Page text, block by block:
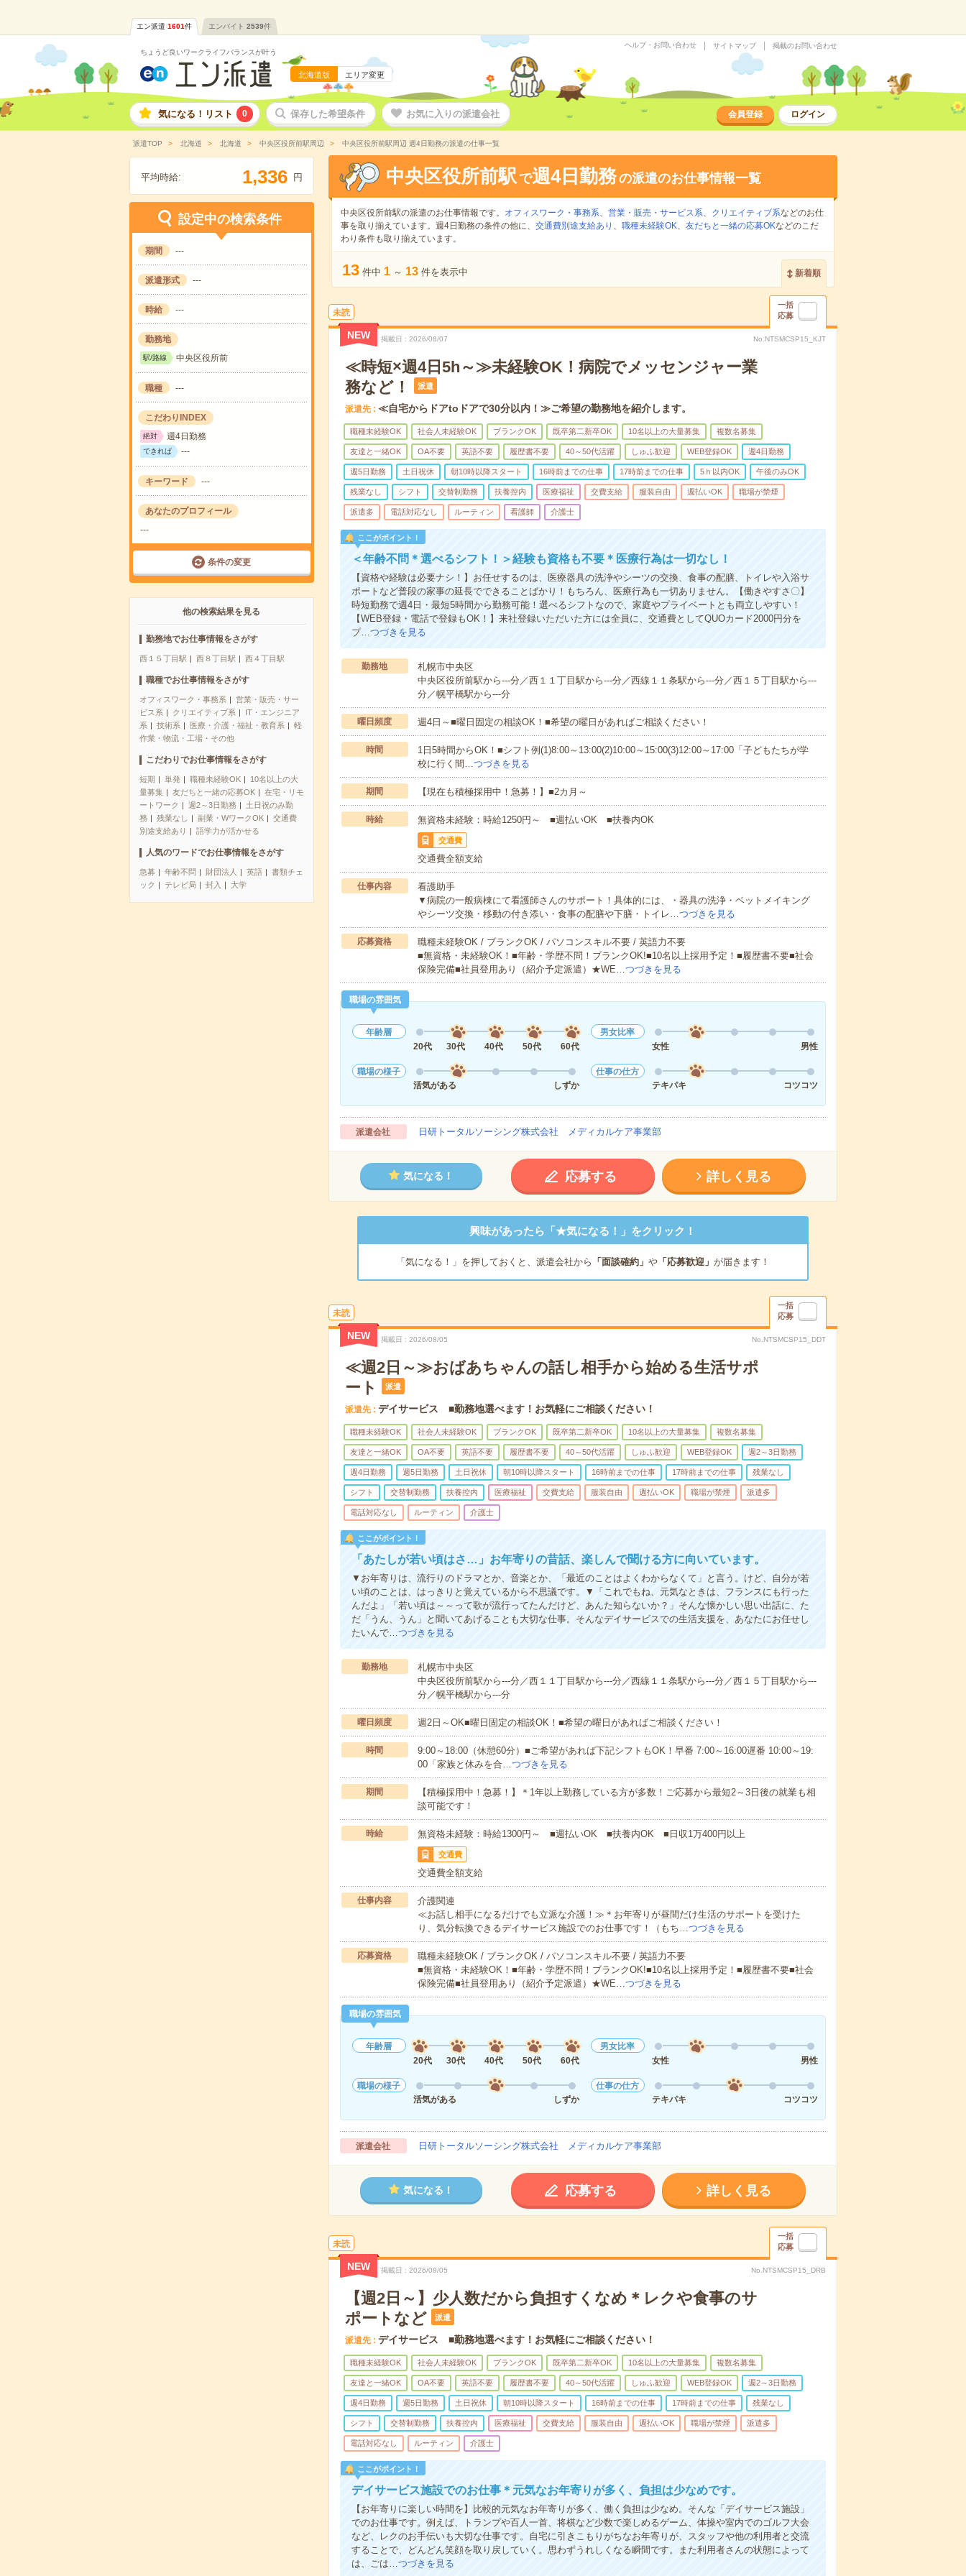
エン派遣 1601件 エンバイト 2539件
ちょうど良いワークライフバランスが叶う
北海道版 エリア変更
ヘルプ・お問い合わせ サイトマップ 掲載のお問い合わせ
気になる！リスト 0 保存した希望条件 お気に入りの派遣会社 会員登録 ログイン
派遣TOP 北海道 北海道 中央区役所前駅周辺 中央区役所前駅周辺 週4日勤務の派遣の仕事一覧
平均時給: 1,336 円
設定中の検索条件
期間 ---
派遣形式 ---
時給 ---
勤務地
駅/路線 中央区役所前
職種 ---
こだわりINDEX
絶対 週4日勤務
できれば ---
キーワード ---
あなたのプロフィール
---
条件の変更
他の検索結果を見る
勤務地でお仕事情報をさがす
西１５丁目駅 西８丁目駅 西４丁目駅
職種でお仕事情報をさがす
オフィスワーク・事務系
営業・販売・サー
ビス系
クリエイティブ系
IT・エンジニア
系
技術系 医療・介護・福祉・教育系
軽
作業・物流・工場・その他
こだわりでお仕事情報をさがす
短期 単発 職種未経験OK
10名以上の大
量募集
友だちと一緒の応募OK
在宅・リモ
ートワーク
週2～3日勤務
土日祝のみ勤
務
残業なし 副業・WワークOK
交通費
別途支給あり
語学力が活かせる
人気のワードでお仕事情報をさがす
急募 年齢不問 財団法人 英語
書類チェ
ック
テレビ局 封入 大学
中央区役所前駅 で週4日勤務の派遣のお仕事情報一覧
中央区役所前駅の派遣のお仕事情報です。 オフィスワーク・事務系、 営業・販売・サービス系、 クリエイティブ系などのお仕
事を取り揃えています。週4日勤務の条件の他に、 交通費別途支給あり 、 職種未経験OK、 友だちと一緒の応募OKなどのこだ
わり条件も取り揃えています。
13 件中 1 ～ 13 件を表示中 新着順
未読
一括
応募
NEW 掲載日 2026/08/07 No.NTSMCSP15_KJT
≪時短×週4日5h～≫未経験OK！病院でメッセンジャー業
務など！
派遣
派遣先 ≪自宅からドアtoドアで30分以内！≫ご希望の勤務地を紹介します。
職種未経験OK 社会人未経験OK ブランクOK 既卒第二新卒OK 10名以上の大量募集 複数名募集
友達と一緒OK OA不要 英語不要 履歴書不要 40～50代活躍 しゅふ歓迎 WEB登録OK 週4日勤務
週5日勤務 土日祝休 朝10時以降スタート 16時前までの仕事 17時前までの仕事 5ｈ以内OK 午後のみOK
残業なし シフト 交替制勤務 扶養控内 医療福祉 交費支給 服装自由 週払いOK 職場が禁煙
派遣多 電話対応なし ルーティン 看護師 介護士
ここがポイント！
＜年齢不問＊選べるシフト！＞経験も資格も不要＊医療行為は一切なし！
【資格や経験は必要ナシ！】お任せするのは、医療器具の洗浄やシーツの交換、食事の配膳、トイレや入浴サ
ポートなど普段の家事の延長でできることばかり！もちろん、医療行為も一切ありません。【働きやすさ〇】
時短勤務で週4日・最短5時間から勤務可能！選べるシフトなので、家庭やプライベートとも両立しやすい！
【WEB登録・電話で登録もOK！】来社登録いただいた方には全員に、交通費としてQUOカード2000円分を
プ…つづきを見る
勤務地
札幌市中央区
中央区役所前駅から---分／西１１丁目駅から---分／西線１１条駅から---分／西１５丁目駅から---
分／幌平橋駅から---分
曜日頻度 週4日～■曜日固定の相談OK！■希望の曜日があればご相談ください！
時間
1日5時間からOK！■シフト例(1)8:00～13:00(2)10:00～15:00(3)12:00～17:00「子どもたちが学
校に行く間…つづきを見る
期間 【現在も積極採用中！急募！】■2カ月～
時給 無資格未経験：時給1250円～ ■週払いOK ■扶養内OK
交通費
交通費全額支給
仕事内容
看護助手
▼病院の一般病棟にて看護師さんのサポート！具体的には、・器具の洗浄・ベットメイキング
やシーツ交換・移動の付き添い・食事の配膳や下膳・トイレ…つづきを見る
応募資格
職種未経験OK / ブランクOK / パソコンスキル不要 / 英語力不要
■無資格・未経験OK！■年齢・学歴不問！ブランクOK!■10名以上採用予定！■履歴書不要■社会
保険完備■社員登用あり（紹介予定派遣）★WE…つづきを見る
職場の雰囲気
年齢層
20代
30代 40代 50代 60代
男女比率
女性
男性
職場の様子
活気がある
しずか
仕事の仕方
テキパキ
コツコツ
派遣会社 日研トータルソーシング株式会社 メディカルケア事業部
気になる！ 応募する 詳しく見る
興味があったら「★気になる！」をクリック！
「気になる！」を押しておくと、派遣会社から 「面談確約」 や「応募歓迎」 が届きます！
未読
一括
応募
NEW 掲載日 2026/08/05 No.NTSMCSP15_DDT
≪週2日～≫おばあちゃんの話し相手から始める生活サポ
ート
派遣
派遣先 デイサービス ■勤務地選べます！お気軽にご相談ください！
職種未経験OK 社会人未経験OK ブランクOK 既卒第二新卒OK 10名以上の大量募集 複数名募集
友達と一緒OK OA不要 英語不要 履歴書不要 40～50代活躍 しゅふ歓迎 WEB登録OK 週2～3日勤務
週4日勤務 週5日勤務 土日祝休 朝10時以降スタート 16時前までの仕事 17時前までの仕事 残業なし
シフト 交替制勤務 扶養控内 医療福祉 交費支給 服装自由 週払いOK 職場が禁煙 派遣多
電話対応なし ルーティン 介護士
ここがポイント！
「あたしが若い頃はさ…」お年寄りの昔話、楽しんで聞ける方に向いています。
▼お年寄りは、流行りのドラマとか、音楽とか、「最近のことはよくわからなくて」と言う。けど、自分が若
い頃のことは、はっきりと覚えているから不思議です。▼「これでもね、元気なときは、フランスにも行った
んだよ」「若い頃は～～って歌が流行ってたんだけど、あんた知らないか？」そんな懐かしい思い出話に、た
だ「うん、うん」と聞いてあげることも大切な仕事。そんなデイサービスでの生活支援を、あなたにお任せし
たいんで…つづきを見る
勤務地
札幌市中央区
中央区役所前駅から---分／西１１丁目駅から---分／西線１１条駅から---分／西１５丁目駅から---
分／幌平橋駅から---分
曜日頻度 週2日～OK■曜日固定の相談OK！■希望の曜日があればご相談ください！
時間
9:00～18:00（休憩60分）■ご希望があれば下記シフトもOK！早番 7:00～16:00遅番 10:00～19:
00「家族と休みを合…つづきを見る
期間
【積極採用中！急募！】＊1年以上勤務している方が多数！ご応募から最短2～3日後の就業も相
談可能です！
時給 無資格未経験：時給1300円～ ■週払いOK ■扶養内OK ■日収1万400円以上
交通費
交通費全額支給
仕事内容
介護関連
≪お話し相手になるだけでも立派な介護！≫＊お年寄りが昼間だけ生活のサポートを受けた
り、気分転換できるデイサービス施設でのお仕事です！（もち…つづきを見る
応募資格
職種未経験OK / ブランクOK / パソコンスキル不要 / 英語力不要
■無資格・未経験OK！■年齢・学歴不問！ブランクOK!■10名以上採用予定！■履歴書不要■社会
保険完備■社員登用あり（紹介予定派遣）★WE…つづきを見る
職場の雰囲気
年齢層
20代
30代 40代 50代 60代
男女比率
女性
男性
職場の様子
活気がある
しずか
仕事の仕方
テキパキ
コツコツ
派遣会社 日研トータルソーシング株式会社 メディカルケア事業部
気になる！ 応募する 詳しく見る
未読
一括
応募
NEW 掲載日 2026/08/05 No.NTSMCSP15_DRB
【週2日～】少人数だから負担すくなめ＊レクや食事のサ
ポートなど
派遣
派遣先 デイサービス ■勤務地選べます！お気軽にご相談ください！
職種未経験OK 社会人未経験OK ブランクOK 既卒第二新卒OK 10名以上の大量募集 複数名募集
友達と一緒OK OA不要 英語不要 履歴書不要 40～50代活躍 しゅふ歓迎 WEB登録OK 週2～3日勤務
週4日勤務 週5日勤務 土日祝休 朝10時以降スタート 16時前までの仕事 17時前までの仕事 残業なし
シフト 交替制勤務 扶養控内 医療福祉 交費支給 服装自由 週払いOK 職場が禁煙 派遣多
電話対応なし ルーティン 介護士
ここがポイント！
デイサービス施設でのお仕事＊元気なお年寄りが多く、負担は少なめです。
【お年寄りに楽しい時間を】比較的元気なお年寄りが多く、働く負担は少なめ。そんな「デイサービス施設」
でのお仕事です。例えば、トランプや百人一首、将棋など少数で楽しめるゲーム、体操や室内でのゴルフ大会
など、レクのお手伝いも大切な仕事です。自宅に引きこもりがちなお年寄りが、スタッフや他の利用者と交流
することで、どんどん笑顔を取り戻していく。思わずうれしくなる瞬間です。また利用者さんの状態によって
は、ごは…つづきを見る